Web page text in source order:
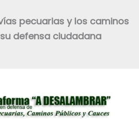
pecuarias y los caminos
defensa ciudadana